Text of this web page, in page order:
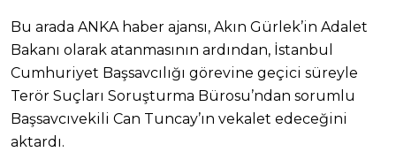
Bu arada ANKA haber ajansı, Akın Gürlek’in Adalet
Bakanı olarak atanmasının ardından, İstanbul
Cumhuriyet Başsavcılığı görevine geçici süreyle
Terör Suçları Soruşturma Bürosu’ndan sorumlu
Başsavcıvekili Can Tuncay’ın vekalet edeceğini
aktardı.